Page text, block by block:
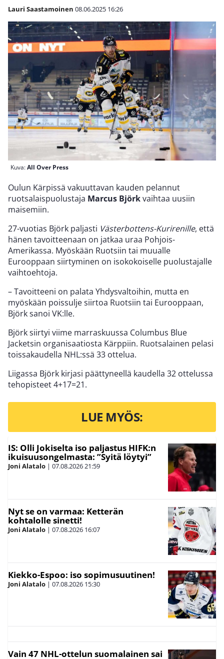
Lauri Saastamoinen 08.06.2025 16:26
Kuva:All Over Press
Oulun Kärpissä vakuuttavan kauden pelannut
ruotsalaispuolustaja Marcus Björkvaihtaa uusiin
maisemiin.
27-vuotias Björk paljasti Västerbottens-Kurirenille, että
hänen tavoitteenaan on jatkaa uraa Pohjois-
Amerikassa. Myöskään Ruotsiin tai muualle
Eurooppaan siirtyminen on isokokoiselle puolustajalle
vaihtoehtoja.
– Tavoitteeni on palata Yhdysvaltoihin, mutta en
myöskään poissulje siirtoa Ruotsiin tai Eurooppaan,
Björk sanoi VK:lle.
Björk siirtyi viime marraskuussa Columbus Blue
Jacketsin organisaatiosta Kärppiin. Ruotsalainen pelasi
toissakaudella NHL:ssä 33 ottelua.
Liigassa Björk kirjasi päättyneellä kaudella 32 ottelussa
tehopisteet 4+17=21.
LUE MYÖS:
IS: Olli Jokiselta iso paljastus HIFK:n
ikuisuusongelmasta: ”Syitä löytyi”
Joni Alatalo | 07.08.202621:59
Nyt se on varmaa: Ketterän
kohtalolle sinetti!
Joni Alatalo | 07.08.2026 16:07
Kiekko-Espoo: iso sopimusuutinen!
Joni Alatalo | 07.08.2026 15:30
Vain 47 NHL-ottelun suomalainen sai